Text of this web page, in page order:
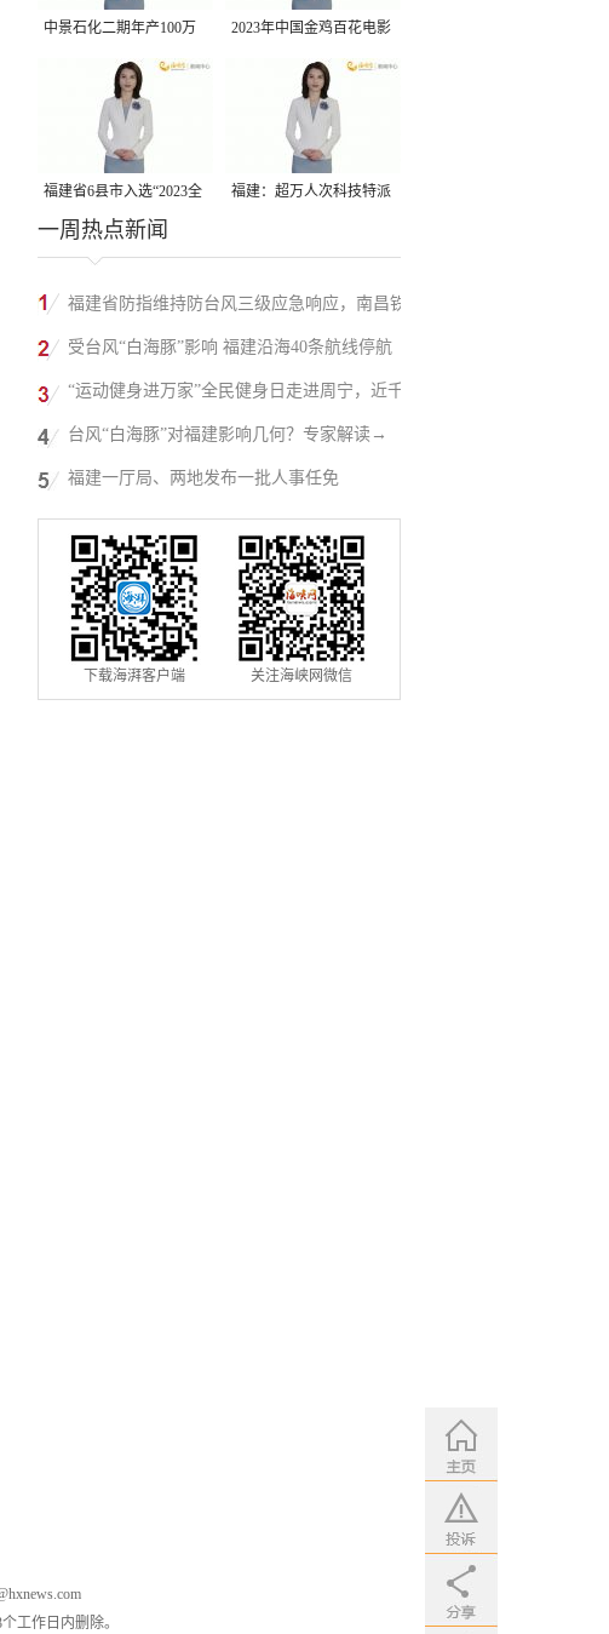
中景石化二期年产100万
吨丙烷脱氢项目建成中交
2023年中国金鸡百花电影
节有福电影巡展31日启动
福建省6县市入选“2023全
国县域发展潜力百强县”
福建：超万人次科技特派
一周热点新闻
福建省防指维持防台风三级应急响应，南昌铁
路停运部分旅客列车→
受台风“白海豚”影响 福建沿海40条航线停航
“运动健身进万家”全民健身日走进周宁，近千
人徒步云端
台风“白海豚”对福建影响几何？专家解读→
福建一厅局、两地发布一批人事任免
下载海湃客户端 关注海峡网微信
工作日内删除。